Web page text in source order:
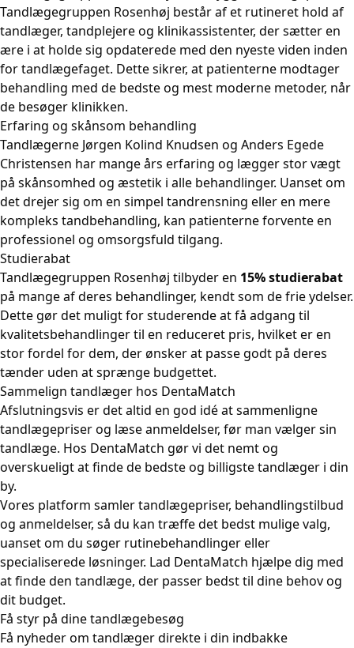
Tandlægegruppen Rosenhøj består af et rutineret hold af
tandlæger, tandplejere og klinikassistenter, der sætter en
ære i at holde sig opdaterede med den nyeste viden inden
for tandlægefaget. Dette sikrer, at patienterne modtager
behandling med de bedste og mest moderne metoder, når
de besøger klinikken.
Erfaring og skånsom behandling
Tandlægerne Jørgen Kolind Knudsen og Anders Egede
Christensen har mange års erfaring og lægger stor vægt
på skånsomhed og æstetik i alle behandlinger. Uanset om
det drejer sig om en simpel tandrensning eller en mere
kompleks tandbehandling, kan patienterne forvente en
professionel og omsorgsfuld tilgang.
Studierabat
Tandlægegruppen Rosenhøj tilbyder en 15% studierabat
på mange af deres behandlinger, kendt som de frie ydelser.
Dette gør det muligt for studerende at få adgang til
kvalitetsbehandlinger til en reduceret pris, hvilket er en
stor fordel for dem, der ønsker at passe godt på deres
tænder uden at sprænge budgettet.
Sammelign tandlæger hos DentaMatch
Afslutningsvis er det altid en god idé at sammenligne
tandlægepriser og læse anmeldelser, før man vælger sin
tandlæge. Hos DentaMatch gør vi det nemt og
overskueligt at finde de bedste og billigste tandlæger i din
by.
Vores platform samler tandlægepriser, behandlingstilbud
og anmeldelser, så du kan træffe det bedst mulige valg,
uanset om du søger rutinebehandlinger eller
specialiserede løsninger. Lad DentaMatch hjælpe dig med
at finde den tandlæge, der passer bedst til dine behov og
dit budget.
Få styr på dine tandlægebesøg
Få nyheder om tandlæger direkte i din indbakke